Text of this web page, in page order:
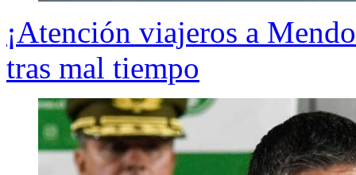
¡Atención viajeros a
tras mal tiempo